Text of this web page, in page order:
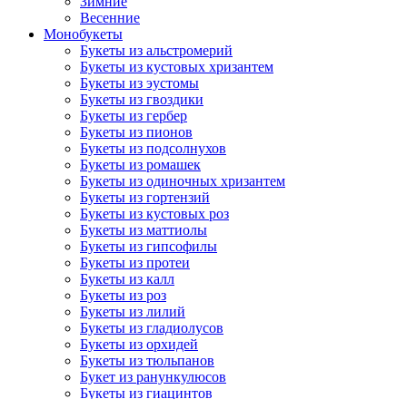
Весенние
Монобукеты
Букеты из альстромерий
Букеты из кустовых хризантем
Букеты из эустомы
Букеты из гвоздики
Букеты из гербер
Букеты из пионов
Букеты из подсолнухов
Букеты из ромашек
Букеты из одиночных хризантем
Букеты из гортензий
Букеты из кустовых роз
Букеты из маттиолы
Букеты из гипсофилы
Букеты из протеи
Букеты из калл
Букеты из роз
Букеты из лилий
Букеты из гладиолусов
Букеты из орхидей
Букеты из тюльпанов
Букет из ранункулюсов
Букеты из гиацинтов